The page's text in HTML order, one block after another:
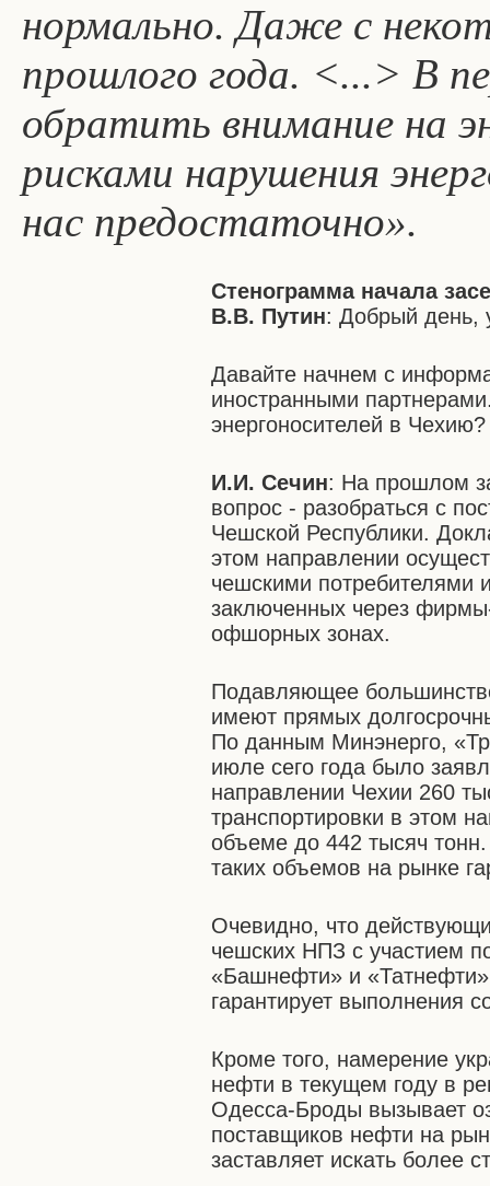
нормально. Даже с
прошлого года. <...> В
обратить внимание на
рисками нарушения
нас предостаточно».
Стенограмма начала
В.В. Путин: Добрый день,
Давайте начнем с
иностранными
энергоносителей в Чехию?
И.И. Сечин: На прошлом
вопрос - разобраться с
Чешской Республики.
этом направлении
чешскими потребителями
заключенных через
офшорных зонах.
Подавляющее
имеют прямых
По данным Минэнерго,
июле сего года было
направлении Чехии 260
транспортировки в этом
объеме до 442 тысяч
таких объемов на рынке
Очевидно, что
чешских НПЗ с участием
«Башнефти» и
гарантирует выполнения
Кроме того, намерение
нефти в текущем году в
Одесса-Броды вызывает
поставщиков нефти на
заставляет искать более